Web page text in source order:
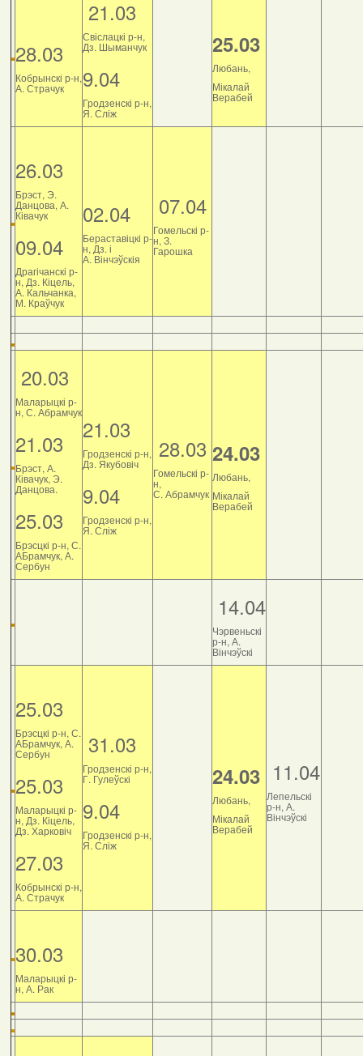
28.03
Кобрынскі р-н,
А. Страчук
21.03
Свіслацкі р-н,
Дз. Шыманчук
9.04
Гродзенскі р-н,
Я. Сліж
25.03
Любань,
Мікалай
Верабей
26.03
Брэст, Э.
Данцова, А.
Ківачук
09.04
Драгічанскі р-
н, Дз. Кіцель,
А. Кальчанка,
М. Краўчук
02.04
Бераставіцкі р-
н, Дз. і
А. Вінчэўскія
07.04
Гомельскі р-
н, З.
Гарошка
20.03
Маларыцкі р-
н, С. Абрамчук
21.03
Брэст, А.
Ківачук, Э.
Данцова.
25.03
Брэсцкі р-н, С.
АБрамчук, А.
Сербун
21.03
Гродзенскі р-н,
Дз. Якубовіч
9.04
Гродзенскі р-н,
Я. Сліж
28.03
Гомельскі р-
н,
С. Абрамчук
24.03
Любань,
Мікалай
Верабей
14.04
Чэрвеньскі
р-н, А.
Вінчэўскі
25.03
Брэсцкі р-н, С.
АБрамчук, А.
Сербун
25.03
Маларыцкі р-
н, Дз. Кіцель,
Дз. Харковіч
27.03
Кобрынскі р-н,
А. Страчук
31.03
Гродзенскі р-н,
Г. Гулеўскі
9.04
Гродзенскі р-н,
Я. Сліж
24.03
Любань,
Мікалай
Верабей
11.04
Лепельскі
р-н, А.
Вінчэўскі
30.03
Маларыцкі р-
н, А. Рак